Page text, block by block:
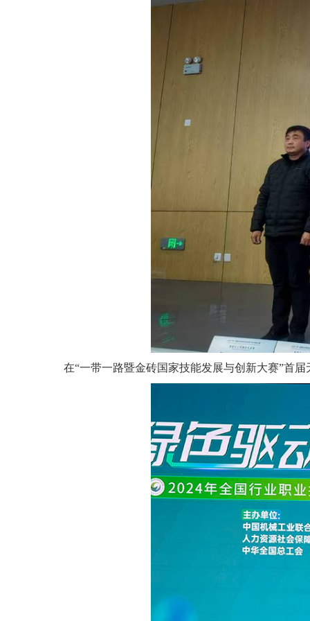
在“一带一路暨金砖国家技能发展与创新大赛”首